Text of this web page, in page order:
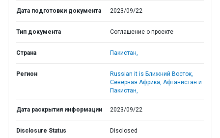
Дата подготовки документа 2023/09/22
Тип документа Соглашение о проекте
Страна Пакистан,
Регион
Russian it is Ближний Восток,
Северная Африка, Афганистан и
Пакистан,
Дата раскрытия информации 2023/09/22
Disclosure Status Disclosed